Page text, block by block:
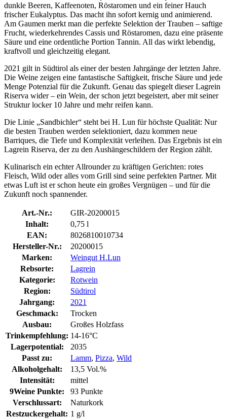
dunkle Beeren, Kaffeenoten, Röstaromen und ein feiner Hauch
frischer Eukalyptus. Das macht ihn sofort kernig und animierend.
Am Gaumen merkt man die perfekte Selektion der Trauben – saftige
Frucht, wiederkehrendes Cassis und Röstaromen, dazu eine präsente
Säure und eine ordentliche Portion Tannin. All das wirkt lebendig,
kraftvoll und gleichzeitig elegant.
2021 gilt in Südtirol als einer der besten Jahrgänge der letzten Jahre.
Die Weine zeigen eine fantastische Saftigkeit, frische Säure und jede
Menge Potenzial für die Zukunft. Genau das spiegelt dieser Lagrein
Riserva wider – ein Wein, der schon jetzt begeistert, aber mit seiner
Struktur locker 10 Jahre und mehr reifen kann.
Die Linie „Sandbichler“ steht bei H. Lun für höchste Qualität: Nur
die besten Trauben werden selektioniert, dazu kommen neue
Barriques, die Tiefe und Komplexität verleihen. Das Ergebnis ist ein
Lagrein Riserva, der zu den Aushängeschildern der Region zählt.
Kulinarisch ein echter Allrounder zu kräftigen Gerichten: rotes
Fleisch, Wild oder alles vom Grill sind seine perfekten Partner. Mit
etwas Luft ist er schon heute ein großes Vergnügen – und für die
Zukunft noch spannender.
Art.-Nr.:
GIR-20200015
Inhalt:
0,75 l
EAN:
8026810010734
Hersteller-Nr.:
20200015
Marken:
Weingut H.Lun
Rebsorte:
Lagrein
Kategorie:
Rotwein
Region:
Südtirol
Jahrgang:
2021
Geschmack:
Trocken
Ausbau:
Großes Holzfass
Trinkempfehlung: 14-16°C
Lagerpotential:
2035
Passt zu:
Lamm, Pizza, Wild
Alkoholgehalt:
13,5 Vol.%
Intensität:
mittel
9Weine Punkte:
93 Punkte
Verschlussart:
Naturkork
Restzuckergehalt: 1 g/l